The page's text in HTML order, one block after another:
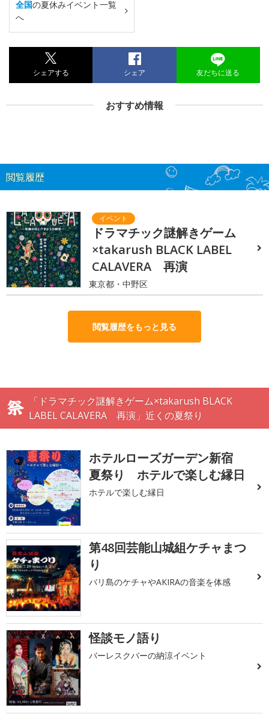
全国の夏休みイベント一覧
へ
シェアする シェア 友だちに送る
おすすめ情報
閲覧履歴
ドラマチック謎解きゲーム
×takarush BLACK LABEL
CALAVERA 再演
東京都・中野区
閲覧履歴をもっと見る
「ドラマチック謎解きゲーム×takarush BLACK
LABEL CALAVERA 再演」近くの夏祭り
ホテルローズガーデン新宿
夏祭り ホテルで楽しむ縁日
ホテルで楽しむ縁日
第48回芸能山城組ケチャまつ
り
バリ島のケチャやAKIRAの音楽を体感
怪談モノ語り
バーレスクバーの納涼イベント